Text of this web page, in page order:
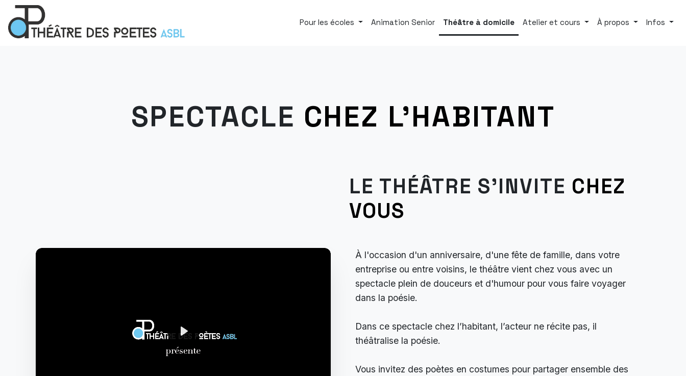
Pour les écoles Animation Senior Théâtre à domicile Atelier et cours À propos Infos
SPECTACLE CHEZ L'HABITANT
LE THÉÂTRE S'INVITE CHEZ
VOUS
Play
À l'occasion d'un anniversaire, d'une fête de famille, dans votre
entreprise ou entre voisins, le théâtre vient chez vous avec un
spectacle plein de douceurs et d'humour pour vous faire voyager
dans la poésie.
Dans ce spectacle chez l’habitant, l’acteur ne récite pas, il
théâtralise la poésie.
Vous invitez des poètes en costumes pour partager ensemble des